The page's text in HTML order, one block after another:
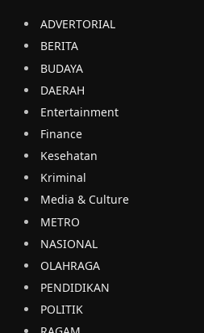
ADVERTORIAL
BERITA
BUDAYA
DAERAH
Entertainment
Finance
Kesehatan
Kriminal
Media & Culture
METRO
NASIONAL
OLAHRAGA
PENDIDIKAN
POLITIK